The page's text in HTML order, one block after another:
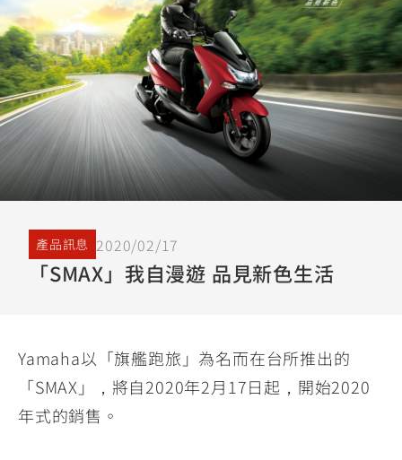
YZF-R9
550+
YZF-R7
550+
251~549
MT-
09
Y-
AMT
550+
MT-
09
550+
MT-
Y-
AMT
550+
MT-
MT-
03
MT-
15
XSR
700
550+
XSR
155
FZ-X
150
TMAX
550+
XMAX
251~549
150
CYGNUS
XR
150
CYGNUS
X
125
FORCE
2.0
RS NEO
Limi
125
Vinoora
125
BW'S
125
PW50
50
AXIS
Z /
Zii
125
JOG
我的愛車 瀏覽紀錄
產品訊息 2020/02/17
「SMAX」我自漫遊 品見新色生活
Yamaha以「旗艦跑旅」為名而在台所推出的
「SMAX」，將自2020年2月17日起，開始2020
年式的銷售。